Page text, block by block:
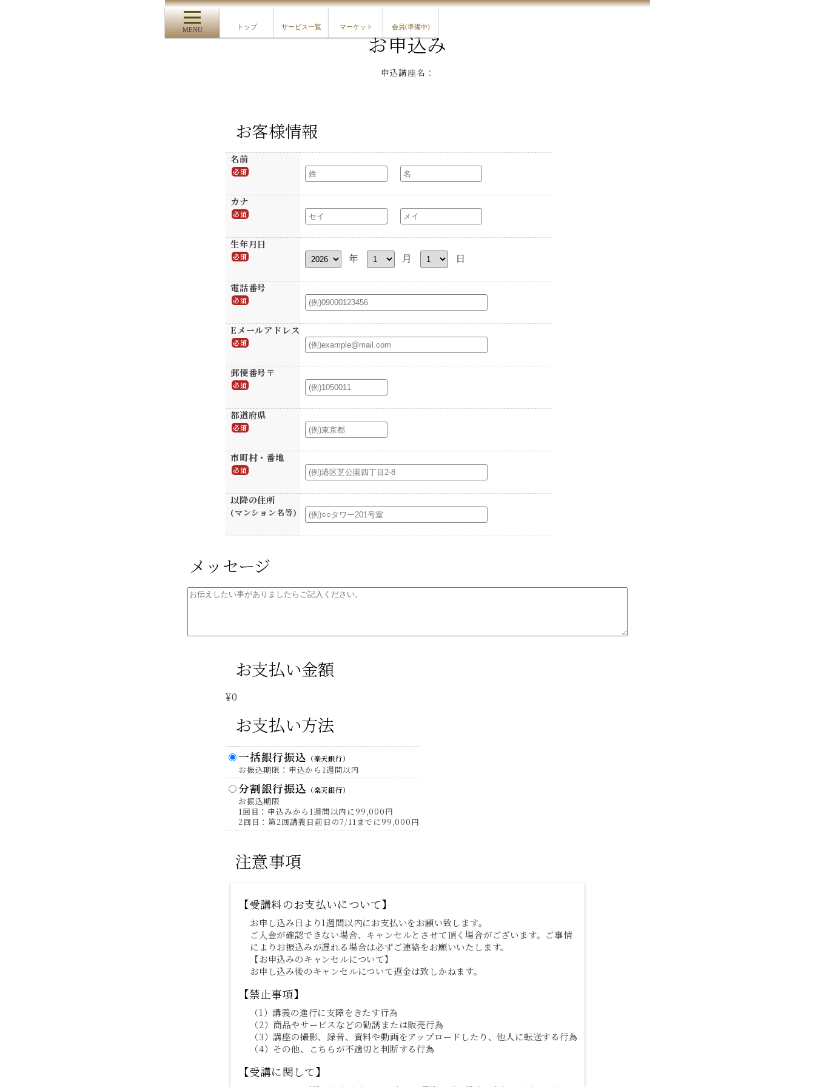
MENU トップ サービス一覧 マーケット 会員(準備中)
お申込み
申込講座名：
お客様情報
名前
必須
カナ
必須
生年月日
必須 年 月 日
電話番号
必須
Eメールアドレス
必須
郵便番号〒
必須
都道府県
必須
市町村・番地
必須
以降の住所
(マンション名等)
メッセージ
お支払い金額
¥0
お支払い方法
一括銀行振込 （楽天銀行）
お振込期限：申込から1週間以内
分割銀行振込 （楽天銀行）
お振込期限
1回目：申込みから1週間以内に99,000円
2回目：第2回講義日前日の7/11までに99,000円
注意事項
【受講料のお支払いについて】
お申し込み日より1週間以内にお支払いをお願い致します。
ご入金が確認できない場合、キャンセルとさせて頂く場合がございます。ご事情
によりお振込みが遅れる場合は必ずご連絡をお願いいたします。
【お申込みのキャンセルについて】
お申し込み後のキャンセルについて返金は致しかねます。
【禁止事項】
（1）講義の進行に支障をきたす行為
（2）商品やサービスなどの勧誘または販売行為
（3）講座の撮影、録音、資料や動画をアップロードしたり、他人に転送する行為
（4）その他、こちらが不適切と判断する行為
【受講に関して】